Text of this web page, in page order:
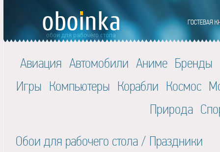
Авиация Автомобили Аниме Бренды
Игры Компьютеры Корабли Космос
Природа
Обои для рабочего стола / Праздники